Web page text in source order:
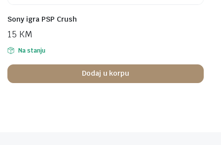
Sony igra PSP Crush
15 KM
Na stanju
Dodaj u korpu